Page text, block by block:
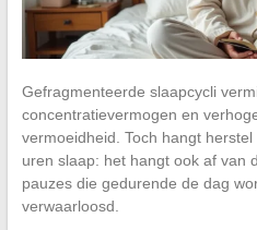
Gefragmenteerde slaapcycli
concentratievermogen en
vermoeidheid. Toch hangt
uren slaap: het hangt ook af van
pauzes die gedurende de dag
verwaarloosd.